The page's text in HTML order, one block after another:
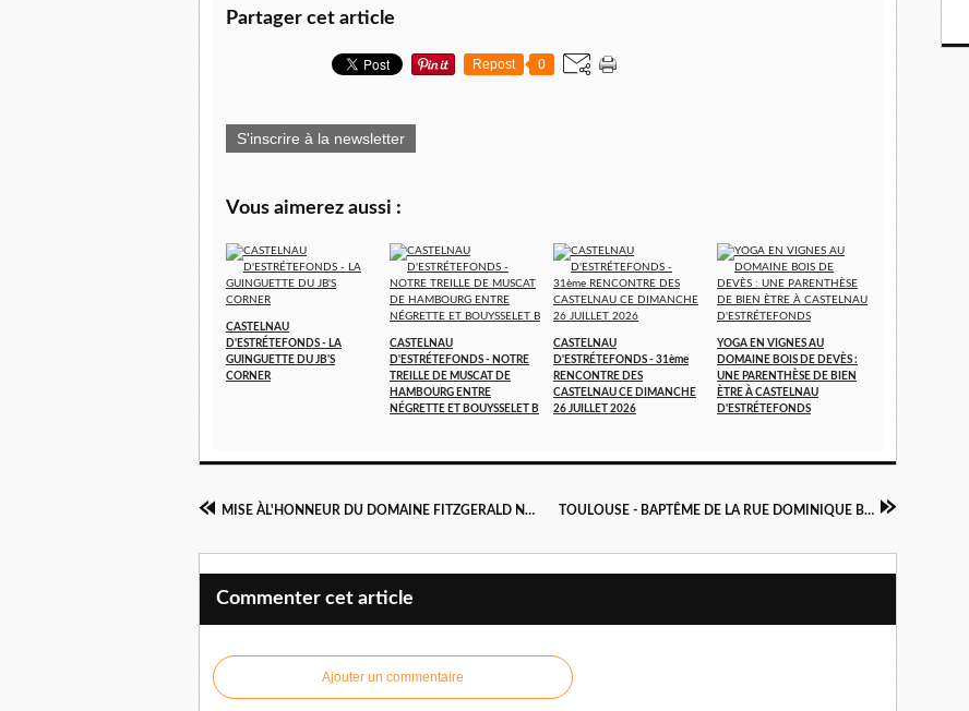
Partager cet article
Repost 0
S'inscrire à la newsletter
Vous aimerez aussi :
CASTELNAU
D'ESTRÉTEFONDS - LA
GUINGUETTE DU JB'S
CORNER
CASTELNAU
D'ESTRÉTEFONDS - NOTRE
TREILLE DE MUSCAT DE
HAMBOURG ENTRE
NÉGRETTE ET BOUYSSELET B
CASTELNAU
D'ESTRÉTEFONDS - 31ème
RENCONTRE DES
CASTELNAU CE DIMANCHE
26 JUILLET 2026
YOGA EN VIGNES AU
DOMAINE BOIS DE DEVÈS :
UNE PARENTHÈSE DE BIEN
ÈTRE À CASTELNAU
D'ESTRÉTEFONDS
MISE ÀL'HONNEUR DU DOMAINE FITZGERALD NOUVELLEMENT INSTALLÉ À FRONTON TOULOUSE - BAPTÊME DE LA RUE DOMINIQUE BAUDIS CE JOUR 3 SEPTEMBRE 2022
Commenter cet article
Ajouter un commentaire